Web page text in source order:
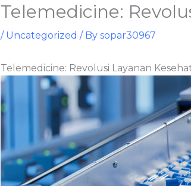
Telemedicine:
/ Uncategorized / By sopar30967
Telemedicine: Revolusi Layanan